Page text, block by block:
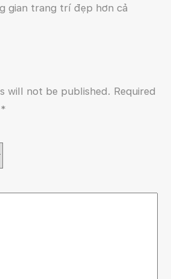
gian trang trí đẹp hơn cả
will not be published. Required
*